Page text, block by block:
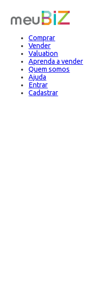
Comprar
Vender
Valuation
Aprenda a vender
Quem somos
Ajuda
Entrar